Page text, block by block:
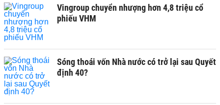
Vingroup chuyển nhượng hơn 4,8 triệu cổ
phiếu VHM
Sóng thoái vốn Nhà nước có trở lại sau Quyết
định 40?